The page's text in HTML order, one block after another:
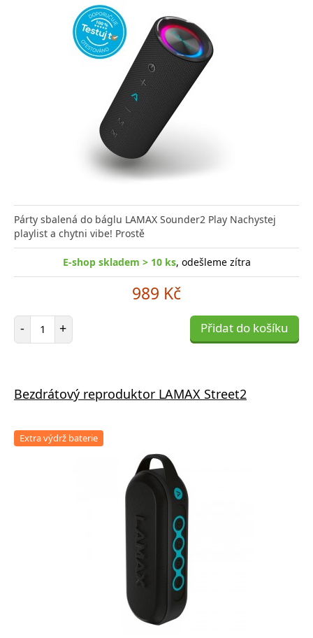
Párty sbalená do báglu LAMAX Sounder2 Play Nachystej
playlist a chytni vibe! Prostě
E-shop skladem > 10 ks, odešleme zítra
989 Kč
- Počet položek
+ Přidat do košíku
Bezdrátový reproduktor LAMAX Street2
Extra výdrž baterie